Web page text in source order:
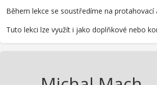
Během lekce se soustředíme na
Tuto lekci lze využít i jako doplňkové nebo